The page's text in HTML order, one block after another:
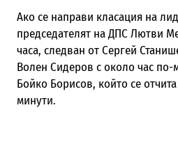
Ако се направи класация на
председателят на ДПС Лютви
часа, следван от Сергей
Волен Сидеров с около час
Бойко Борисов, който се
минути.